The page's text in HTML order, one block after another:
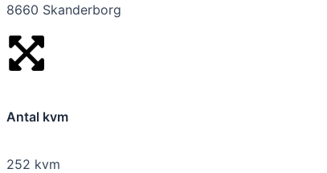
8660 Skanderborg
Antal kvm
252 kvm